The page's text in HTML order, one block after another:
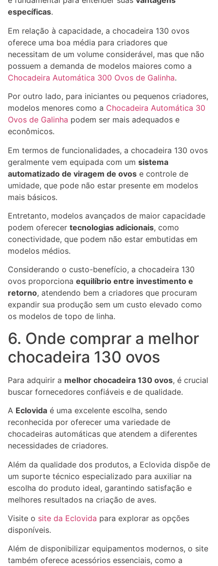
específicas.
Em relação à capacidade, a chocadeira 130 ovos
oferece uma boa média para criadores que
necessitam de um volume considerável, mas que não
possuem a demanda de modelos maiores como a
Chocadeira Automática 300 Ovos de Galinha.
Por outro lado, para iniciantes ou pequenos criadores,
modelos menores como a Chocadeira Automática 30
Ovos de Galinha podem ser mais adequados e
econômicos.
Em termos de funcionalidades, a chocadeira 130 ovos
geralmente vem equipada com um sistema
automatizado de viragem de ovos e controle de
umidade, que pode não estar presente em modelos
mais básicos.
Entretanto, modelos avançados de maior capacidade
podem oferecer tecnologias adicionais, como
conectividade, que podem não estar embutidas em
modelos médios.
Considerando o custo-benefício, a chocadeira 130
ovos proporciona equilíbrio entre investimento e
retorno, atendendo bem a criadores que procuram
expandir sua produção sem um custo elevado como
os modelos de topo de linha.
6. Onde comprar a melhor
chocadeira 130 ovos
Para adquirir a melhor chocadeira 130 ovos, é crucial
buscar fornecedores confiáveis e de qualidade.
A Eclovida é uma excelente escolha, sendo
reconhecida por oferecer uma variedade de
chocadeiras automáticas que atendem a diferentes
necessidades de criadores.
Além da qualidade dos produtos, a Eclovida dispõe de
um suporte técnico especializado para auxiliar na
escolha do produto ideal, garantindo satisfação e
melhores resultados na criação de aves.
Visite o site da Eclovida para explorar as opções
disponíveis.
Além de disponibilizar equipamentos modernos, o site
também oferece acessórios essenciais, como a